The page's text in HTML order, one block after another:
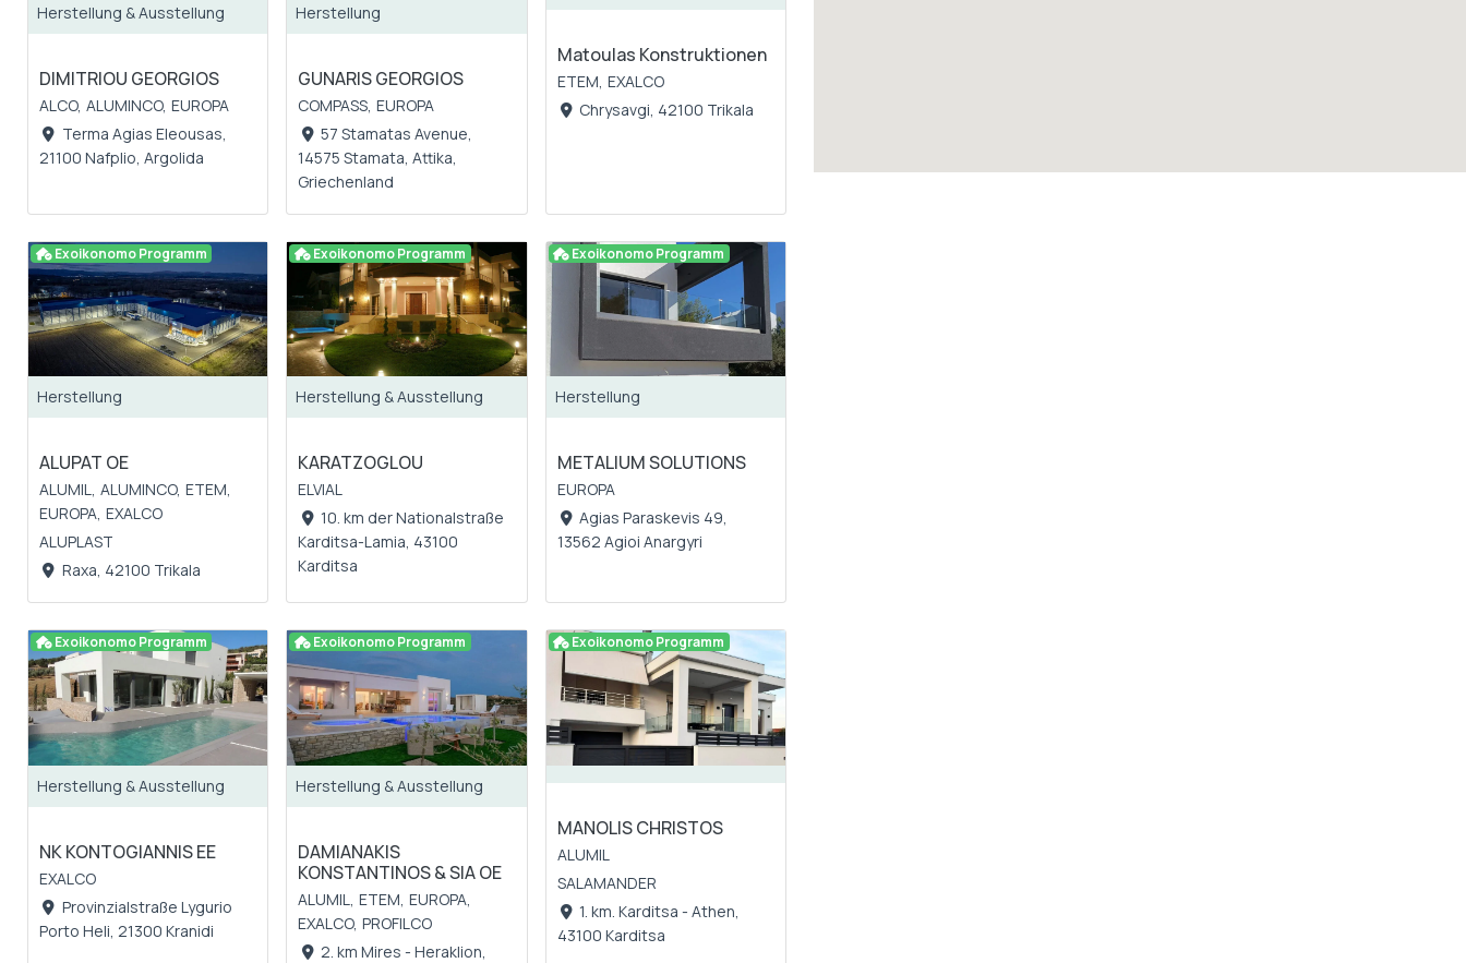
Herstellung & Ausstellung
DIMITRIOU GEORGIOS
ALCO, ALUMINCO, EUROPA
Terma Agias Eleousas,
21100 Nafplio, Argolida
Herstellung
GUNARIS GEORGIOS
COMPASS, EUROPA
57 Stamatas Avenue,
14575 Stamata, Attika,
Griechenland
Matoulas Konstruktionen
ETEM, EXALCO
Chrysavgi, 42100 Trikala
Exoikonomo Programm
Herstellung
ALUPAT OE
ALUMIL, ALUMINCO, ETEM,
EUROPA, EXALCO
ALUPLAST
Raxa, 42100 Trikala
Exoikonomo Programm
Herstellung & Ausstellung
KARATZOGLOU
ELVIAL
10. km der Nationalstraße
Karditsa-Lamia, 43100
Karditsa
Exoikonomo Programm
Herstellung
METALIUM SOLUTIONS
EUROPA
Agias Paraskevis 49,
13562 Agioi Anargyri
Exoikonomo Programm
Herstellung & Ausstellung
NK KONTOGIANNIS EE
EXALCO
Provinzialstraße Lygurio
Porto Heli, 21300 Kranidi
Exoikonomo Programm
Herstellung & Ausstellung
DAMIANAKIS
KONSTANTINOS & SIA OE
ALUMIL, ETEM, EUROPA,
EXALCO, PROFILCO
2. km Mires - Heraklion,
Exoikonomo Programm
MANOLIS CHRISTOS
ALUMIL
SALAMANDER
1. km. Karditsa - Athen,
43100 Karditsa